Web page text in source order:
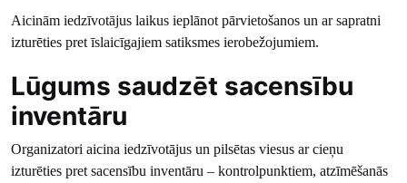
Aicinām iedzīvotājus laikus ieplānot pārvietošanos un ar sapratni
izturēties pret īslaicīgajiem satiksmes ierobežojumiem.
Lūgums saudzēt sacensību
inventāru
Organizatori aicina iedzīvotājus un pilsētas viesus ar cieņu
izturēties pret sacensību inventāru – kontrolpunktiem, atzīmēšanās